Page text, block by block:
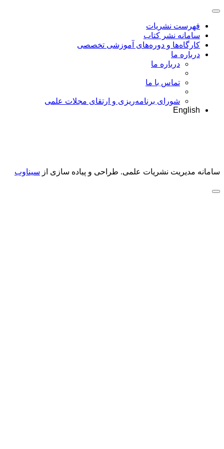
فهرست نشریات
سامانه نشر کتاب
کارگاه‌ها و دوره‌های آموزشی تخصصی
درباره ما
درباره ما
تماس با ما
شورای برنامه‌ریزی و ارتقای مجلات علمی
English
سامانه مدیریت نشریات علمی. طراحی و پیاده سازی از سیناوب